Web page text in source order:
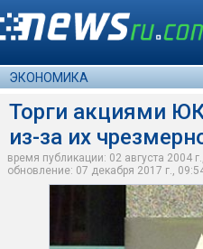
ЭКОНОМИКА
Торги акциями
из-за их
время публикации: 02 августа 2004
обновление: 07 декабря 2017 г.,